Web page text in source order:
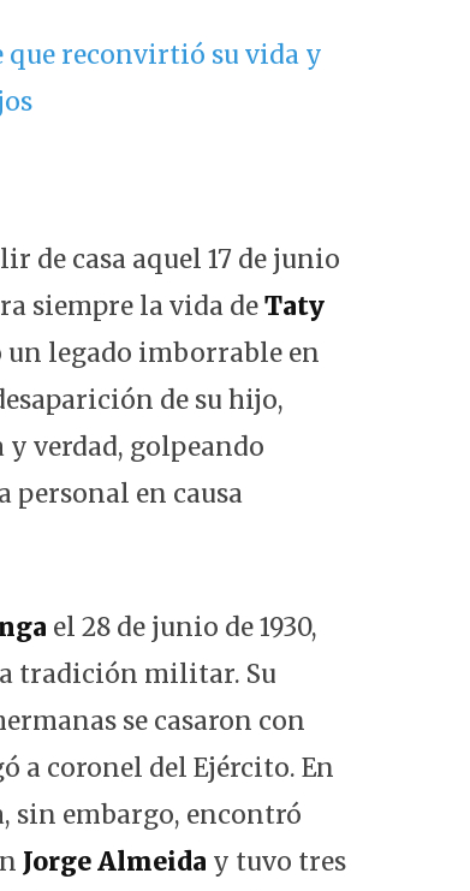
que reconvirtió su vida y
de casa aquel 17 de junio
siempre la vida deTaty
un legado imborrable en
de su hijo,
verdad, golpeando
personal en causa
el 28 de junio de 1930,
tradición militar. Su
se casaron con
a coronel del Ejército. En
sin embargo, encontró
Jorge Almeida y tuvo tres